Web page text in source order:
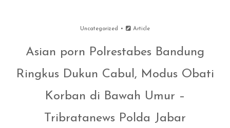
Uncategorized Article
Asian porn Polrestabes Bandung
Ringkus Dukun Cabul, Modus Obati
Korban di Bawah Umur –
Tribratanews Polda Jabar